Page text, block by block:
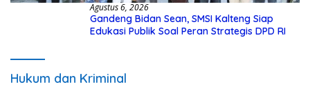
Agustus 6, 2026
Gandeng Bidan Sean, SMSI Kalteng Siap
Edukasi Publik Soal Peran Strategis DPD RI
Hukum dan Kriminal